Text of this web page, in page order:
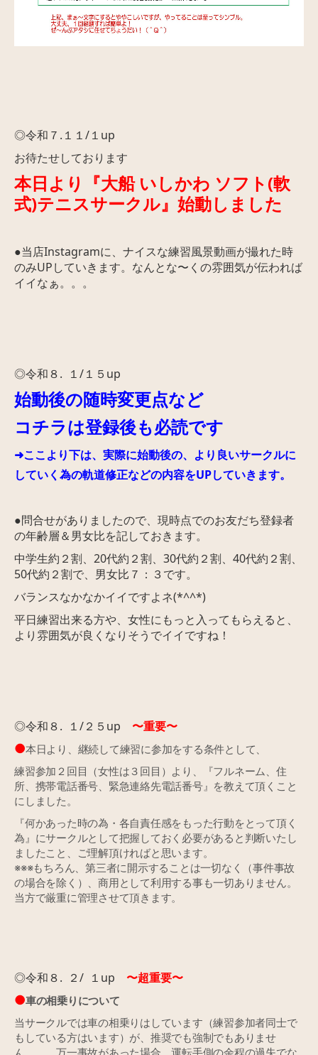
◎令和７.１１/１up
お待たせしております
本日より『大船 いしかわ ソフト(軟
式)テニスサークル』始動しました
●当店Instagramに、ナイスな練習風景動画が撮れた時
のみUPしていきます。なんとな〜くの雰囲気が伝われば
イイなぁ。。。
◎令和８. １/１５up
始動後の随時変更点など
コチラは登録後も必読です
➜ここより下は、実際に始動後の、より良いサークルに
していく為の軌道修正などの内容をUPしていきます。
●問合せがありましたので、現時点でのお友だち登録者
の年齢層＆男女比を記しておきます。
中学生約２割、20代約２割、30代約２割、40代約２割、
50代約２割で、男女比７：３です。
バランスなかなかイイですよネ(*^^*)
平日練習出来る方や、女性にもっと入ってもらえると、
より雰囲気が良くなりそうでイイですね！
◎令和８. １/２５up 〜重要〜
●本日より、継続して練習に参加をする条件として、
練習参加２回目（女性は３回目）より、『フルネーム、住
所、携帯電話番号、緊急連絡先電話番号』を教えて頂くこと
にしました。
『何かあった時の為・各自責任感をもった行動をとって頂く
為』にサークルとして把握しておく必要があると判断いたし
ましたこと、ご理解頂ければと思います。
※※※もちろん、第三者に開示することは一切なく（事件事故
の場合を除く）、商用として利用する事も一切ありません。
当方で厳重に管理させて頂きます。
◎令和８. ２/ １up 〜超重要〜
●車の相乗りについて
当サークルでは車の相乗りはしています（練習参加者同士で
もしている方はいます）が、推奨でも強制でもありませ